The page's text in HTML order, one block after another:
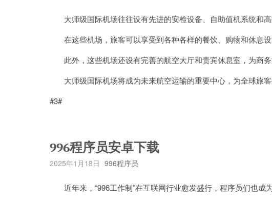
大师级国际机场往往设有先进的安检设备、自助值机系统和高
在这些机场，旅客可以享受到各种各样的餐饮、购物和休息设
此外，这些机场还设有完善的航空大厅和贵宾休息室，为商务
大师级国际机场将成为未来航空运输的重要中心，为全球旅客
#3#
996程序员安卓下载
2025年1月18日 996程序员
近年来，“996工作制”在互联网行业愈发盛行，程序员们也成为